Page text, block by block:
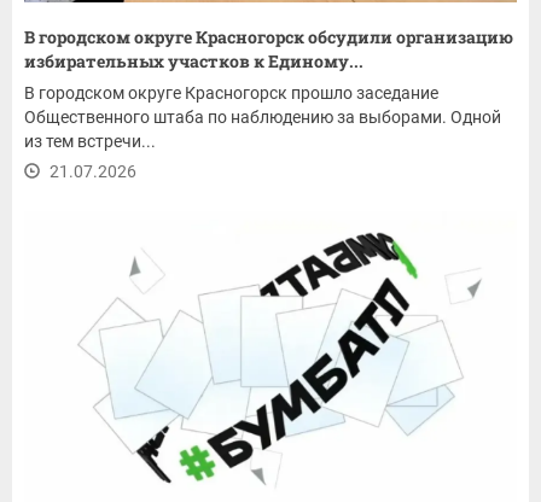
В городском округе Красногорск обсудили организацию
избирательных участков к Единому...
В городском округе Красногорск прошло заседание
Общественного штаба по наблюдению за выборами. Одной
из тем встречи...
21.07.2026